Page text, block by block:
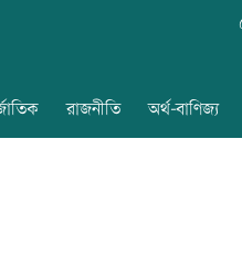
রাজনীতি অর্থ-বাণিজ্য